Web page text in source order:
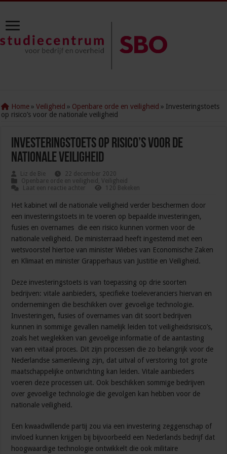
Home » Veiligheid » Openbare orde en veiligheid » Investeringstoets
op risico’s voor de nationale veiligheid
Investeringstoets op risico’s voor de
nationale veiligheid
Liz de Bie
22 december 2020
Openbare orde en veiligheid ,Veiligheid
Laat een reactie achter
120 Bekeken
Het kabinet wil de nationale veiligheid verder beschermen door
een investeringstoets in te voeren op bepaalde investeringen,
fusies en overnames die een risico kunnen vormen voor de
nationale veiligheid. De ministerraad heeft ingestemd met een
wetsvoorstel hiertoe van minister Wiebes van Economische Zaken
en Klimaat en minister Grapperhaus van Justitie en Veiligheid.
Deze investeringstoets is van toepassing op drie soorten
bedrijven: vitale aanbieders, specifieke toeleveranciers hiervan en
ondernemingen die beschikken over gevoelige technologie.
Investeringen, fusies of overnames van dit soort bedrijven
kunnen in sommige gevallen namelijk leiden tot veiligheidsrisico’s,
zoals het weglekken van gevoelige informatie of de aantasting
van een vitaal proces. Dit zijn processen die zo belangrijk voor de
Nederlandse samenleving zijn, dat uitval of verstoring tot grote
maatschappelijke ontwrichting kan leiden. Vitale aanbieders
voeren deze processen uit. Ook beschikken sommige bedrijven
over gevoelige technologie die gevolgen kan hebben voor de
nationale veiligheid.
Een kwaadwillende partij zou via een investering zeggenschap of
invloed kunnen krijgen bij bijvoorbeeld een Nederlands bedrijf dat
hoogwaardige technologie ontwikkelt die ook militaire